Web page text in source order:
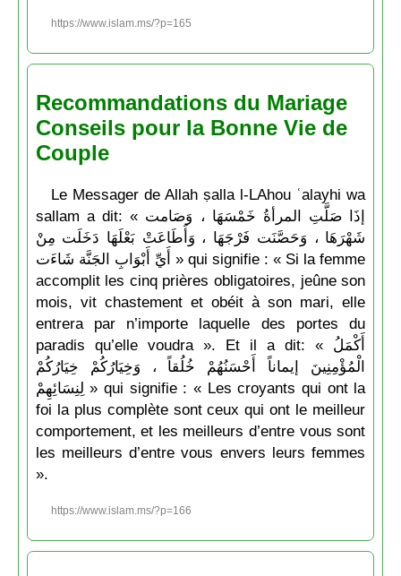
https://www.islam.ms/?p=165
Recommandations du Mariage
Conseils pour la Bonne Vie de
Couple
Le Messager de Allah ṣalla l-LAhou ʿalayhi wa
sallam a dit: « إذَا صَلَّتِ المرأةُ خَمْسَهَا ، وَصَامت
شَهْرَهَا ، وَحَصَّنَت فَرْجَهَا ، وَأَطَاعَتْ بَعْلَهَا دَخَلَت مِنْ
أَيِّ أَبْوَابِ الجَنَّة شَاءَت » qui signifie : « Si la femme
accomplit les cinq prières obligatoires, jeûne son
mois, vit chastement et obéit à son mari, elle
entrera par n’importe laquelle des portes du
paradis qu’elle voudra ». Et il a dit: « أَكْمَلُ
الْمُؤْمِنِينَ إيماناً أَحْسَنُهُمْ خُلُقاً ، وَخِيَارُكُمْ خِيَارُكُمْ
لِنِسَائِهِمْ » qui signifie : « Les croyants qui ont la
foi la plus complète sont ceux qui ont le meilleur
comportement, et les meilleurs d’entre vous sont
les meilleurs d’entre vous envers leurs femmes
».
https://www.islam.ms/?p=166